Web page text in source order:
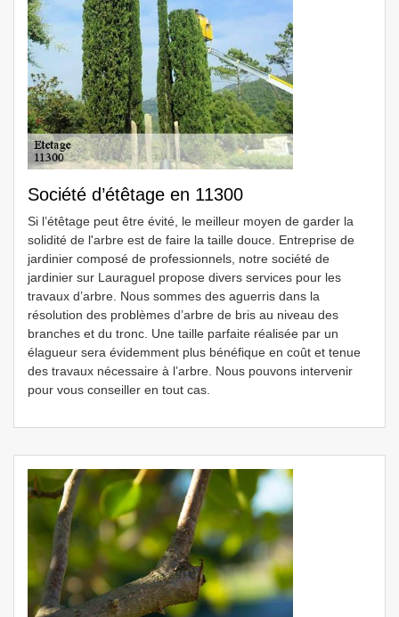
Société d’étêtage en 11300
Si l’étêtage peut être évité, le meilleur moyen de garder la
solidité de l'arbre est de faire la taille douce. Entreprise de
jardinier composé de professionnels, notre société de
jardinier sur Lauraguel propose divers services pour les
travaux d’arbre. Nous sommes des aguerris dans la
résolution des problèmes d’arbre de bris au niveau des
branches et du tronc. Une taille parfaite réalisée par un
élagueur sera évidemment plus bénéfique en coût et tenue
des travaux nécessaire à l’arbre. Nous pouvons intervenir
pour vous conseiller en tout cas.